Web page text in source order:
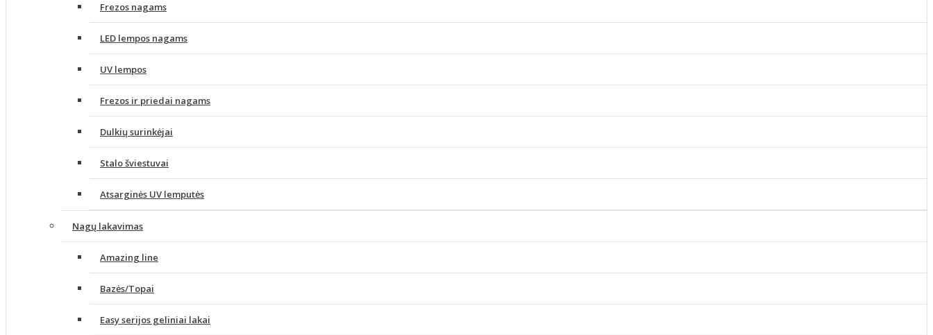
Frezos nagams
LED lempos nagams
UV lempos
Frezos ir priedai nagams
Dulkių surinkėjai
Stalo šviestuvai
Atsarginės UV lemputės
Nagų lakavimas
Amazing line
Bazės/Topai
Easy serijos geliniai lakai